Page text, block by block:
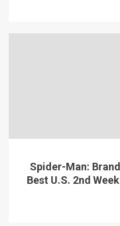
‘Spider-Man:
Best U.S. 2nd